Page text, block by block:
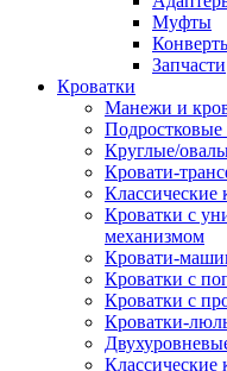
Муфты
Запчасти
Кроватки
Манежи и
Подростковые
Круглые/
Кровати-
Классические
Кроватки с
механизмом
Кровати-
Кроватки с
Кроватки с
Кроватки-
Классические